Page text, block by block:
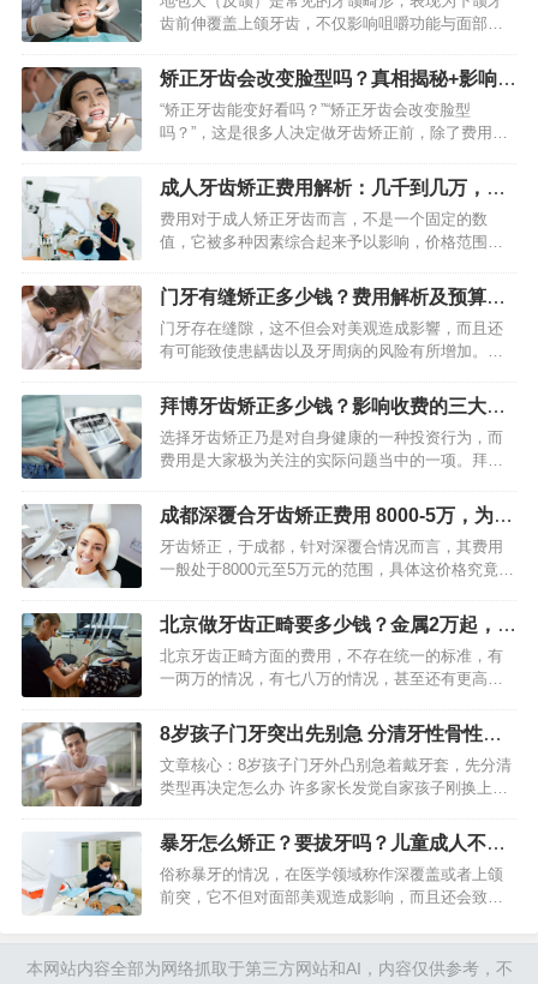
齿前伸覆盖上颌牙齿，不仅影响咀嚼功能与面部美
成年人关心地包天矫正的最佳年龄与费用，其实二
者紧密相关——年龄不同，…
矫正牙齿会改变脸型吗？真相揭秘+影响程
度全解析
“矫正牙齿能变好看吗？”“矫正牙齿会改变脸型
吗？”，这是很多人决定做牙齿矫正前，除了费用、
“正畸后圆脸变鹅蛋脸”的案例，也有不少人反馈“矫
正后脸型毫无变…
成人牙齿矫正费用解析：几千到几万，到
底怎么算
费用对于成人矫正牙齿而言，不是一个固定的数
值，它被多种因素综合起来予以影响，价格范围在
仅仅去看单方面的报价，一定要知晓费用所构成的
完整框架，并且结合自身牙齿…
门牙有缝矫正多少钱？费用解析及预算指
南
门牙存在缝隙，这不但会对美观造成影響，而且还
有可能致使患龋齿以及牙周病的风险有所增加。身
关注的是矫正所需的费用问题。此价格并非一成不
变，它是由多种因素共同作…
拜博牙齿矫正多少钱？影响收费的三大因
素分析
选择牙齿矫正乃是对自身健康的一种投资行为，而
费用是大家极为关注的实际问题当中的一项。拜博
不变的数字，而是一个依据个体情况予以制定的综
合体系。弄清楚其收费构成…
成都深覆合牙齿矫正费用 8000-5万，为什
么比普通矫正贵
牙齿矫正，于成都，针对深覆合情况而言，其费用
一般处于8000元至5万元的范围，具体这价格究竟是
定。深覆合这种状况，不仅会对美观产生影响，而
且还会致使牙齿出现…
北京做牙齿正畸要多少钱？金属2万起，隐
形5万，区别在这
北京牙齿正畸方面的费用，不存在统一的标准，有
一两万的情况，有七八万的情况，甚至还有更高的
宜”，而是你牙齿畸形的复杂程度，是你所选择的矫
治器类型，还是医生的资…
8岁孩子门牙突出先别急 分清牙性骨性再
矫正
文章核心：8岁孩子门牙外凸别急着戴牙套，先分清
类型再决定怎么办 许多家长发觉自家孩子刚换上的
忙去进行矫正。实际上，8岁正处在“丑小鸭期”，部
分门牙突出属于暂…
暴牙怎么矫正？要拔牙吗？儿童成人不同
方案，30秒了解
俗称暴牙的情况，在医学领域称作深覆盖或者上颌
前突，它不但对面部美观造成影响，而且还会致使
门诊时说的第一句话便是“…
本网站内容全部为网络抓取于第三方网站和AI，内容仅供参考，不